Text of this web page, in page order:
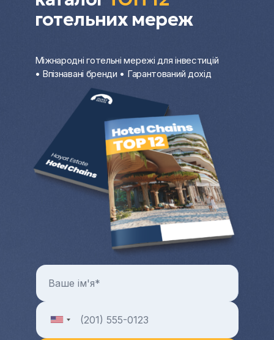
готельних мереж
Міжнародні готельні мережі для інвестицій
• Впізнавані бренди • Гарантований дохід